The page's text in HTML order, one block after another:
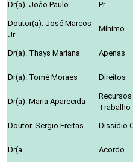
Dr(a). João Paulo
Pr
Doutor(a). José Marcos
Jr.
Mínimo
Dr(a). Thays Mariana
Apenas
Dr(a). Tomé Moraes
Direitos
Dr(a). Maria Aparecida
Recursos
Trabalho
Doutor. Sergio Freitas
Dissídio
Dr(a
Acordo